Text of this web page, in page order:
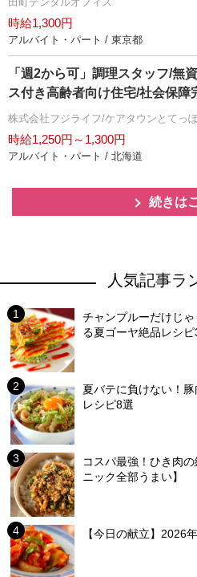
時給1,300円
アルバイト・パート / 東京都
「週2から可」調理スタッフ/無
ス付き高齢者向け住宅/社会保障
株式会社フジライフ/ケアタウンとてっ
時給1,250円～1,300円
アルバイト・パート / 北海道
続きは
人気記事ラ
チャンプルーだけじ
る夏ゴーヤ絶品レシピ
夏バテに負けない！
レシピ8選
コスパ最強！ひき肉
ニック全部うまい】
【今日の献立】2026